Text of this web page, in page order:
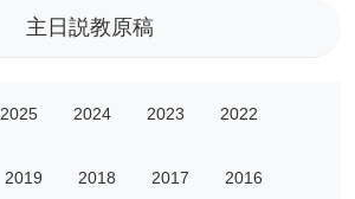
主日説教原稿
2025 2024 2023 2022
2019 2018 2017 2016